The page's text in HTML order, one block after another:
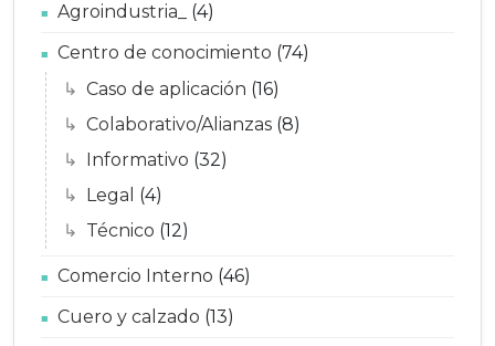
Agroindustria_
(4)
Centro de conocimiento (74)
Caso de aplicación (16)
Colaborativo/Alianzas (8)
Informativo (32)
Legal (4)
Técnico (12)
Comercio Interno (46)
Cuero y calzado (13)